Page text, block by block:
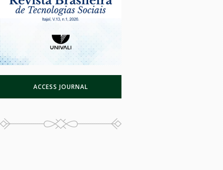
ACCESS JOURNAL